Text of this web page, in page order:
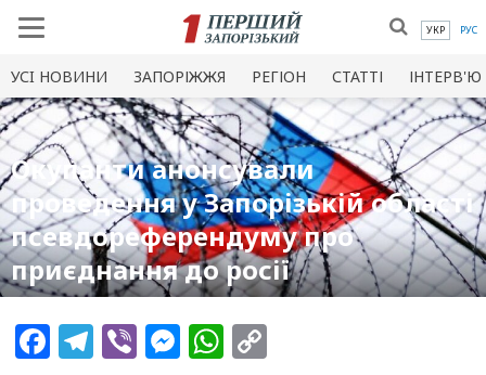
УКР РУС
УСI НОВИНИ ЗАПОРІЖЖЯ РЕГІОН СТАТТІ ІНТЕРВ'Ю
Окупанти анонсували
проведення у Запорізькій області
псевдореферендуму про
приєднання до росії
Facebook
Telegram
ViberMessenger
WhatsApp